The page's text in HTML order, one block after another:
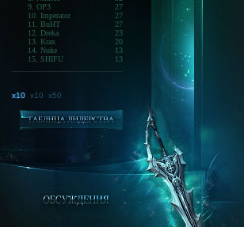
9. OP3
27
10. Imperator
27
11. BuHT
27
12. Dreka
23
13. Krax
20
14. Nuke
13
15. SHIFU
13
x10 x10 x50